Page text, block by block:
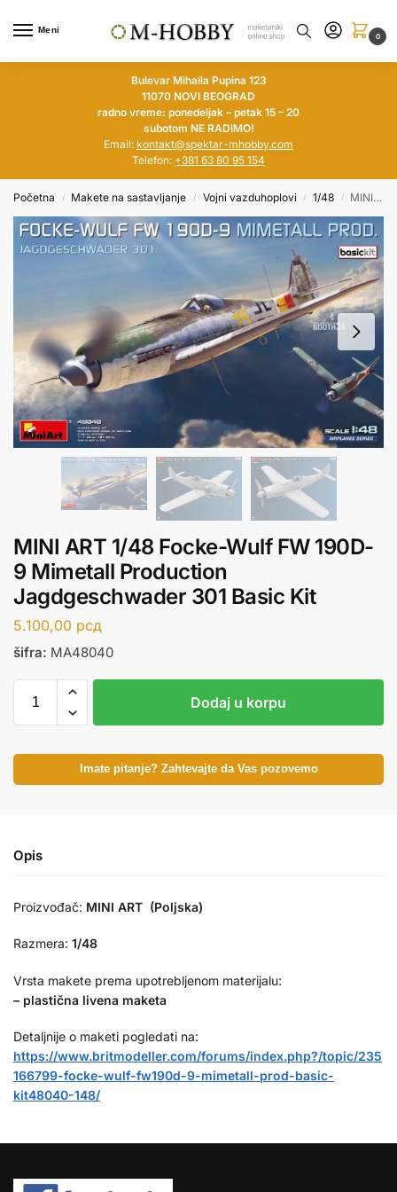
Meni
0
Bulevar Mihaila Pupina 123
11070 NOVI BEOGRAD
radno vreme: ponedeljak – petak 15 – 20
subotom NE RADIMO!
Email: kontakt@spektar-mhobby.com
Telefon: +381 63 80 95 154
Početna / Makete na sastavljanje / Vojni vazduhoplovi / 1/48 / MINI ART 1/48 Focke-Wulf FW 190D-9 Mimetall Production Jagdgeschwader 301 Basic Kit
MINI ART 1/48 Focke-Wulf FW 190D-
9 Mimetall Production
Jagdgeschwader 301 Basic Kit
5.100,00 рсд
šifra: MA48040
Dodaj u korpu
Imate pitanje? Zahtevajte da Vas pozovemo
Opis
Proizvođač: MINI ART (Poljska)
Razmera: 1/48
Vrsta makete prema upotrebljenom materijalu:
– plastična livena maketa
Detaljnije o maketi pogledati na:
https://www.britmodeller.com/forums/index.php?/topic/235
166799-focke-wulf-fw190d-9-mimetall-prod-basic-
kit48040-148/